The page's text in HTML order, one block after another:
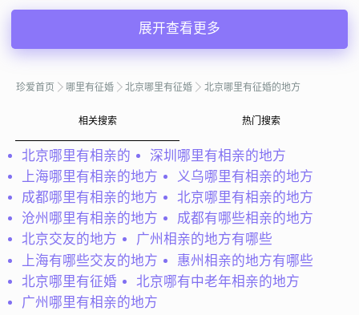
私聊TA
爱听的磕。谁的执念、终成痴念、
北京
33岁 | 未婚 | 173cm | 3000元以下
寻找异性：
18-23岁 | 未婚
私聊TA
@会员89353836： 我是一个比较内向、慢热、善于帮助别
人，以前由于工作太忙的原因没考虑自己的问题，随着年龄
的增长，周围朋友陆陆续续的结婚，家里的催婚，才开始想
展开查看更多
珍爱首页 哪里有征婚 北京哪里有征婚 北京哪里有征婚的地方
相关搜索 热门搜索
北京哪里有相亲的
深圳哪里有相亲的地方
上海哪里有相亲的地方
义乌哪里有相亲的地方
成都哪里有相亲的地方
北京哪里有相亲的地方
沧州哪里有相亲的地方
成都有哪些相亲的地方
北京交友的地方
广州相亲的地方有哪些
上海有哪些交友的地方
惠州相亲的地方有哪些
北京哪里有征婚
北京哪有中老年相亲的地方
广州哪里有相亲的地方